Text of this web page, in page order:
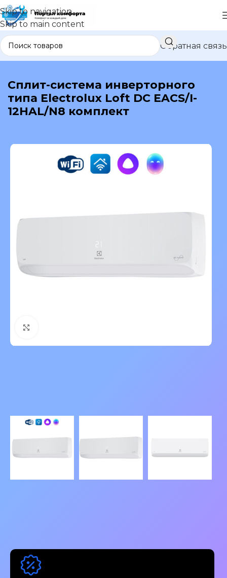
Skip to navigation
Skip to main content
Обратная связь
В каталог
Сплит-система инверторного
типа Electrolux Loft DC EACS/I-
12HAL/N8 комплект